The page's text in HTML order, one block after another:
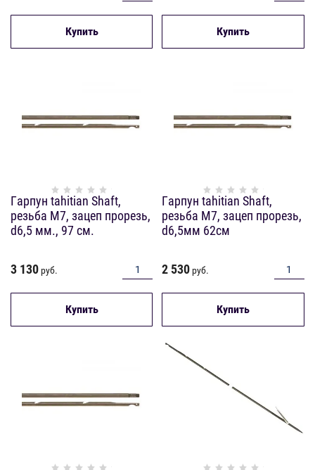
Купить Купить
Гарпун tahitian Shaft,
резьба М7, зацеп прорезь,
d6,5 мм., 97 см.
3 130 руб.
Купить
Гарпун tahitian Shaft,
резьба М7, зацеп прорезь,
d6,5мм 62см
2 530 руб.
Купить